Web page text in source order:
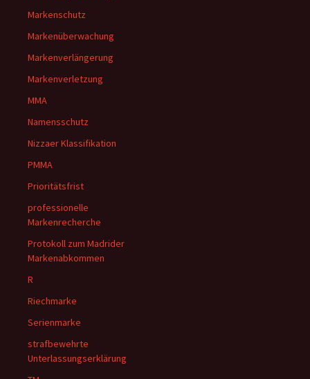
Markenschutz
Markenüberwachung
Markenverlängerung
Markenverletzung
MMA
Namensschutz
Nizzaer Klassifikation
PMMA
Prioritätsfrist
professionelle
Markenrecherche
Protokoll zum Madrider
Markenabkommen
R
Riechmarke
Serienmarke
strafbewehrte
Unterlassungserklärung